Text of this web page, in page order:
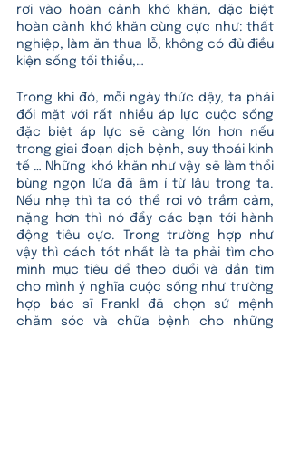
rơi vào hoàn cảnh khó khăn, đặc biệt
hoàn cảnh khó khăn cùng cực như: thất
nghiệp, làm ăn thua lỗ, không có đủ điều
kiện sống tối thiểu,…
Trong khi đó, mỗi ngày thức dậy, ta phải
đối mặt với rất nhiều áp lực cuộc sống
đặc biệt áp lực sẽ càng lớn hơn nếu
trong giai đoạn dịch bệnh, suy thoái kinh
tế … Những khó khăn như vậy sẽ làm thổi
bùng ngọn lửa đã âm ỉ từ lâu trong ta.
Nếu nhẹ thì ta có thể rơi vô trầm cảm,
nặng hơn thì nó đẩy các bạn tới hành
động tiêu cực. Trong trường hợp như
vậy thì cách tốt nhất là ta phải tìm cho
mình mục tiêu để theo đuổi và dần tìm
cho mình ý nghĩa cuộc sống như trường
hợp bác sĩ Frankl đã chọn sứ mệnh
chăm sóc và chữa bệnh cho những